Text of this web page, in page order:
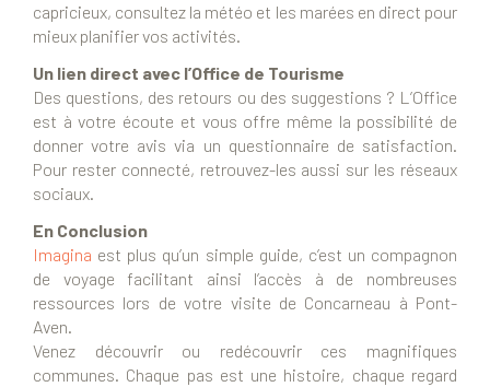
capricieux, consultez la météo et les marées en direct pour
mieux planifier vos activités.
Un lien direct avec l’Office de Tourisme
Des questions, des retours ou des suggestions ? L’Office
est à votre écoute et vous offre même la possibilité de
donner votre avis via un questionnaire de satisfaction.
Pour rester connecté, retrouvez-les aussi sur les réseaux
sociaux.
En Conclusion
Imagina est plus qu’un simple guide, c’est un compagnon
de voyage facilitant ainsi l’accès à de nombreuses
ressources lors de votre visite de Concarneau à Pont-
Aven.
Venez découvrir ou redécouvrir ces magnifiques
communes. Chaque pas est une histoire, chaque regard